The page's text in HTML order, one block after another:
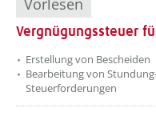
Vorlesen
Vergnügungssteuer
Erstellung von Bescheiden
Bearbeitung von
Steuerforderungen